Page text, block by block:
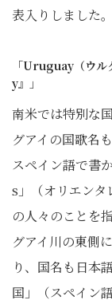
表入りしました。
「Uruguay（ウ
y』」
南米では特別な
グアイの国歌名
スペイン語で書
s」（オリエンタ
の人々のことを
グアイ川の東側
り、国名も日本
国」（スペイ